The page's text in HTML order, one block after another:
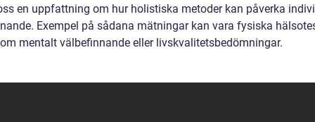
en uppfattning om hur holistiska metoder kan påverka
Exempel på sådana mätningar kan vara fysiska
mentalt välbefinnande eller livskvalitetsbedömningar.